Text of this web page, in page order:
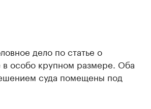
дело по статье о
особо крупном размере. Оба
суда помещены под